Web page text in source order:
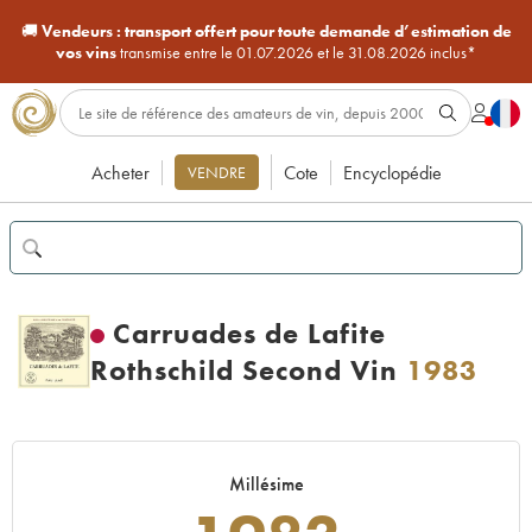
🚚Vendeurs : transport offert pour toute demande d’estimation de
vos vinstransmise entre le 01.07.2026 et le 31.08.2026 inclus*
Acheter VENDRE Cote Encyclopédie
Carruades de Lafite
Rothschild Second Vin 1983
Millésime